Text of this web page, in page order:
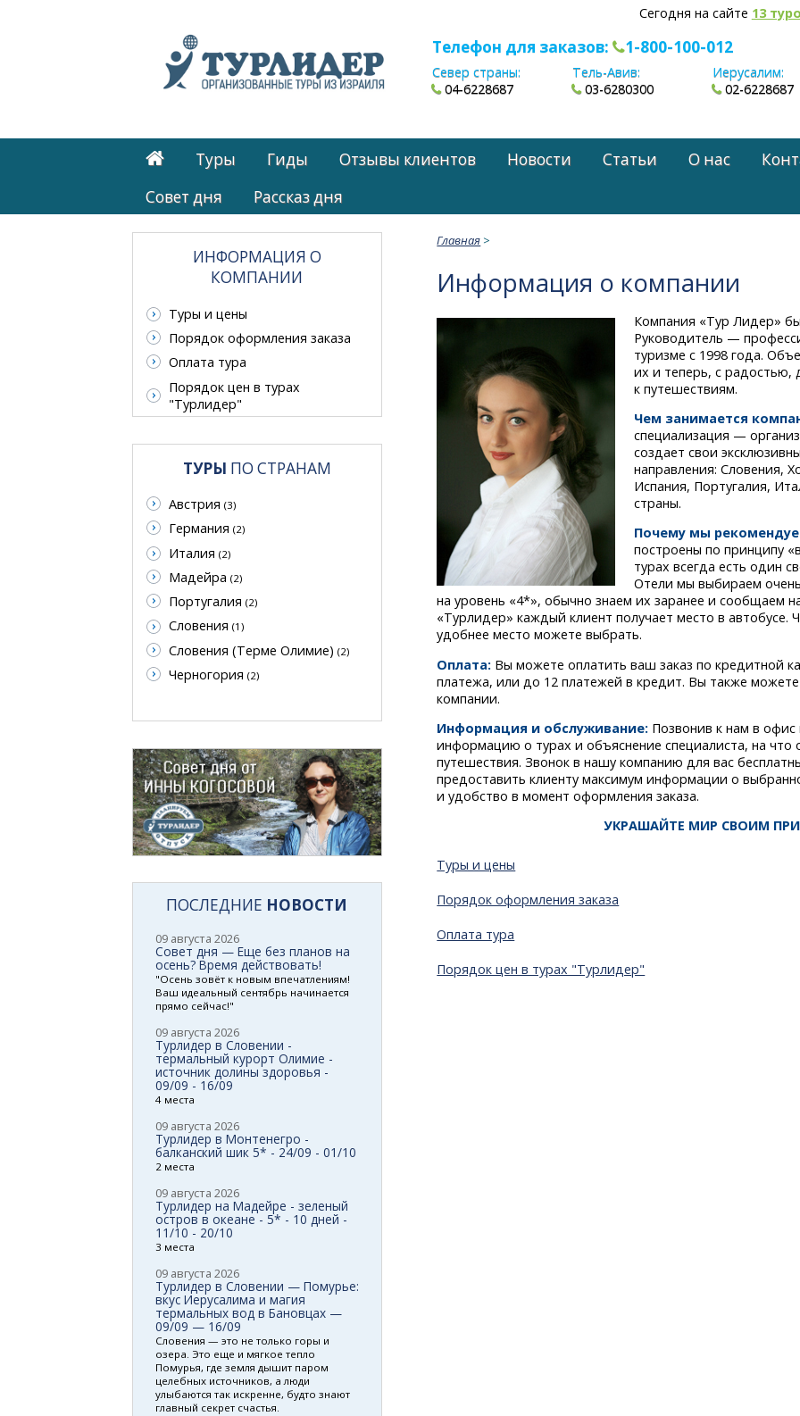
Сегодня на сайте 13
Телефон для заказов: 1-800-100-012
Север страны:
04-6228687
Тель-Авив:
03-6280300
Иерусалим:
02-6228687
Туры Гиды Отзывы клиентов Новости Статьи О нас
Cовет дня
Рассказ дня
Главная >
Информация о компании
Компания «Тур Лидер»
Руководитель —
туризме с 1998 года.
их и теперь, с радостью,
к путешествиям.
Чем занимается
специализация —
создает свои
направления: Словения,
Испания, Португалия,
страны.
Почему мы
построены по принципу
турах всегда есть один
Отели мы выбираем
на уровень «4*», обычно знаем их заранее и сообщаем
«Турлидер» каждый клиент получает место в автобусе.
удобнее место можете выбрать.
Оплата: Вы можете оплатить ваш заказ по кредитной
платежа, или до 12 платежей в кредит. Вы также
компании.
Информация и обслуживание: Позвонив к нам в
информацию о турах и объяснение специалиста, на
путешествия. Звонок в нашу компанию для вас
предоставить клиенту максимум информации о
и удобство в момент оформления заказа.
УКРАШАЙТЕ МИР СВОИМ
Туры и цены
Порядок оформления заказа
Оплата тура
Порядок цен в турах "Турлидер"
ИНФОРМАЦИЯ О
КОМПАНИИ
Туры и цены
Порядок оформления заказа
Оплата тура
Порядок цен в турах
"Турлидер"
ТУРЫ ПО СТРАНАМ
Австрия (3)
Германия (2)
Италия (2)
Мадейра (2)
Португалия (2)
Словения (1)
Словения (Терме Олимие) (2)
Черногория (2)
ПОСЛЕДНИЕ НОВОСТИ
09 августа 2026
Совет дня — Еще без планов на
осень? Время действовать!
"Осень зовёт к новым впечатлениям!
Ваш идеальный сентябрь начинается
прямо сейчас!"
09 августа 2026
Турлидер в Словении -
термальный курорт Олимие -
источник долины здоровья -
09/09 - 16/09
4 места
09 августа 2026
Турлидер в Монтенегро -
балканский шик 5* - 24/09 - 01/10
2 места
09 августа 2026
Турлидер на Мадейре - зеленый
остров в океане - 5* - 10 дней -
11/10 - 20/10
3 места
09 августа 2026
Турлидер в Словении — Помурье:
вкус Иерусалима и магия
термальных вод в Бановцах —
09/09 — 16/09
Словения — это не только горы и
озера. Это еще и мягкое тепло
Помурья, где земля дышит паром
целебных источников, а люди
улыбаются так искренне, будто знают
главный секрет счастья.